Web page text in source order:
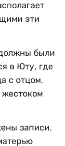
эти
были
в Юту, где
с отцом.
записи,